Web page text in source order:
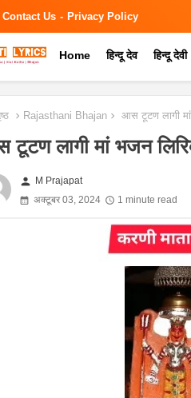
Contact Us Privacy Policy
Home हिन्दू देव हिन्दू देवी
Rajasthani Bhajan आस टूटण लागी
टूटण लागी मां भजन
person M Prajapat
अक्टूबर 03, 2024
1 minute read